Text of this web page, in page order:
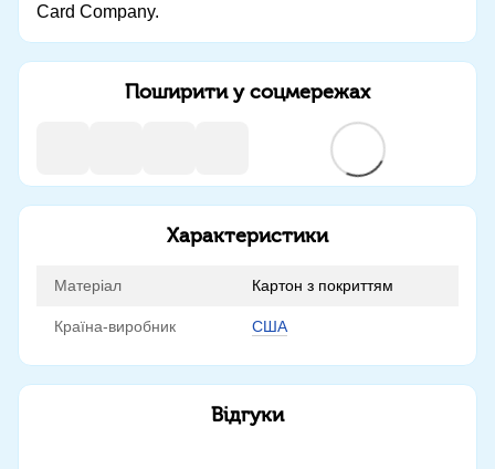
Card Company.
Поширити у соцмережах
Характеристики
Матеріал Картон з покриттям
Країна-виробник США
Відгуки